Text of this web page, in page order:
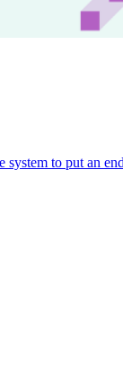
to put an